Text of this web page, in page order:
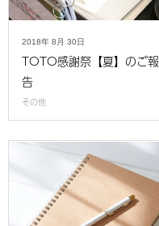
2018年 8月 30日
TOTO感謝祭【夏】のご報
告
その他